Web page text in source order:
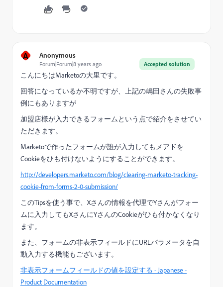
A Anonymous
Accepted solution
Forum|Forum|8 years ago
こんにちはMarketoの大里です。
回答になっているか不明ですが、上記の嶋田さんの失敗事
例にもありますが
加盟店様が入力できるフォームという点で紹介をさせてい
ただきます。
Marketoで作ったフォームが誰が入力してもメアドを
Cookieをひも付けないようにすることができます。
http://developers.marketo.com/blog/clearing-marketo-tracking-
cookie-from-forms-2-0-submission/
このTipsを使う事で、Xさんの情報を代理でYさんがフォー
ムに入力してもXさんにYさんのCookieがひも付かなくなり
ます。
また、フォームの非表示フィールドにURLパラメータを自
動入力する機能もございます。
非表示フォームフィールドの値を設定する - Japanese -
Product Documentation